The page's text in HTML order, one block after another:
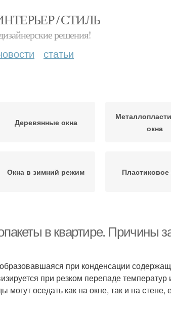
/ СТИЛЬ
решения!
статьи
Деревянные окна
окна
Окна в зимний режим Пластиковое
в квартире. Причины
при конденсации
при резком перепаде
могут оседать как на окне, так и на